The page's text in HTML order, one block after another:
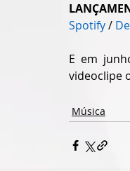
Spotify /
E em
videoclipe
Música